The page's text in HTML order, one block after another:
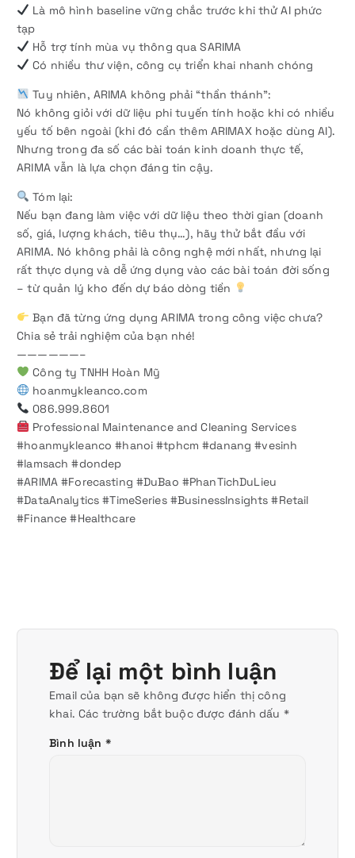
Là mô hình baseline vững chắc trước khi thử AI phức
tạp
Hỗ trợ tính mùa vụ thông qua SARIMA
Có nhiều thư viện, công cụ triển khai nhanh chóng
Tuy nhiên, ARIMA không phải “thần thánh”:
Nó không giỏi với dữ liệu phi tuyến tính hoặc khi có nhiều
yếu tố bên ngoài (khi đó cần thêm ARIMAX hoặc dùng AI).
Nhưng trong đa số các bài toán kinh doanh thực tế,
ARIMA vẫn là lựa chọn đáng tin cậy.
Tóm lại:
Nếu bạn đang làm việc với dữ liệu theo thời gian (doanh
số, giá, lượng khách, tiêu thụ…), hãy thử bắt đầu với
ARIMA. Nó không phải là công nghệ mới nhất, nhưng lại
rất thực dụng và dễ ứng dụng vào các bài toán đời sống
– từ quản lý kho đến dự báo dòng tiền
Bạn đã từng ứng dụng ARIMA trong công việc chưa?
Chia sẻ trải nghiệm của bạn nhé!
——————–
Công ty TNHH Hoàn Mỹ
hoanmykleanco.com
086.999.8601
Professional Maintenance and Cleaning Services
#hoanmykleanco #hanoi #tphcm #danang #vesinh
#lamsach #dondep
#ARIMA #Forecasting #DuBao #PhanTichDuLieu
#DataAnalytics #TimeSeries #BusinessInsights #Retail
#Finance #Healthcare
Để lại một bình luận
Email của bạn sẽ không được hiển thị công
khai. Các trường bắt buộc được đánh dấu *
Bình luận *